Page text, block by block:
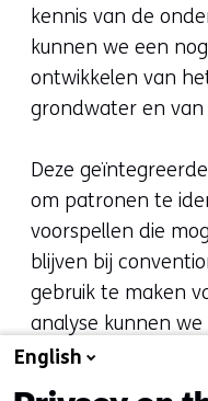
kennis van de
kunnen we een
ontwikkelen van
grondwater en van
Deze
om patronen te
voorspellen die
blijven bij
gebruik te maken
analyse kunnen
in de complexe
factoren die van
English